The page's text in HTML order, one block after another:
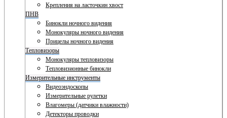
Крепления на ласточкин хвост
ПНВ
Бинокли ночного видения
Монокуляры ночного видения
Прицелы ночного видения
Тепловизоры
Монокуляры тепловизоры
Тепловизионные бинокли
Измерительные инструменты
Видеоэндоскопы
Измерительные рулетки
Влагомеры (датчики влажности)
Детекторы проводки